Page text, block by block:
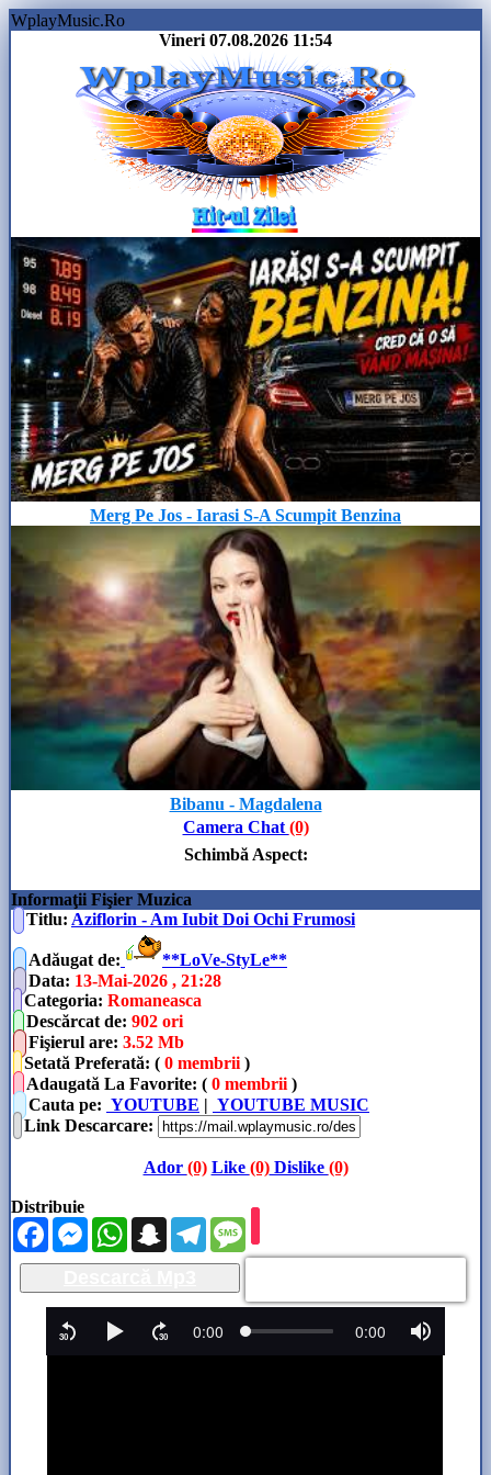
WplayMusic.Ro
Vineri 07.08.2026 11:54
Merg Pe Jos - Iarasi S-A Scumpit Benzina
Bibanu - Magdalena
Camera Chat (0)
Schimbă Aspect:
Informaţii Fişier Muzica
Titlu: Aziflorin - Am Iubit Doi Ochi Frumosi
Adăugat de:
**LoVe-StyLe**
Data: 13-Mai-2026 , 21:28
Categoria: Romaneasca
Descărcat de: 902 ori
Fişierul are: 3.52 Mb
Setată Preferată: ( 0 membrii )
Adaugată La Favorite: ( 0 membrii )
Cauta pe: YOUTUBE | YOUTUBE MUSIC
Link Descarcare:
Ador (0) Like (0)Dislike (0)
Distribuie
FacebookMessengerWhatsAppSnapchatTelegram